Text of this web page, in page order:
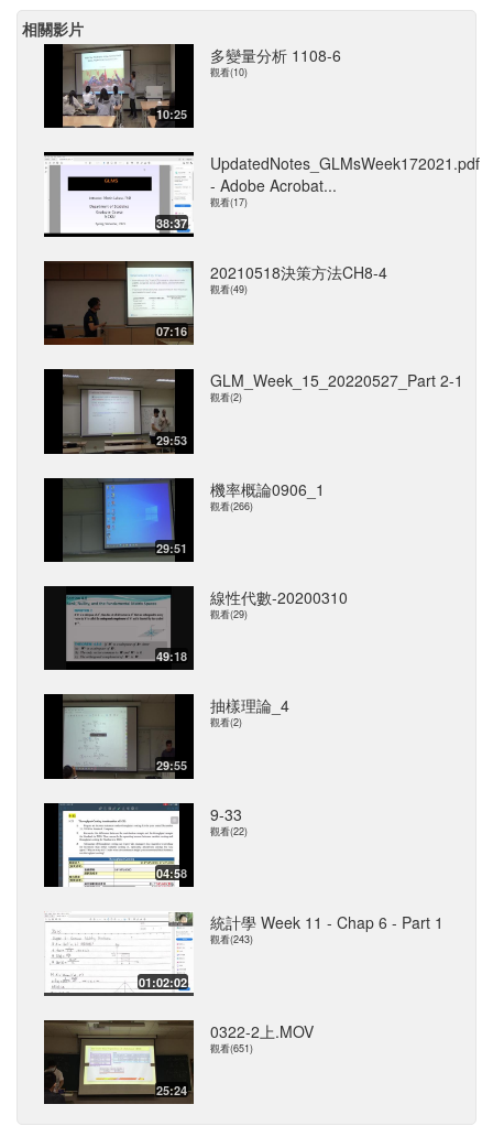
相關影片
10:25
多變量分析 1108-6
觀看(10)
38:37
UpdatedNotes_GLMsWeek172021.pdf
- Adobe Acrobat...
觀看(17)
07:16
20210518決策方法CH8-4
觀看(49)
29:53
GLM_Week_15_20220527_Part 2-1
觀看(2)
29:51
機率概論0906_1
觀看(266)
49:18
線性代數-20200310
觀看(29)
29:55
抽樣理論_4
觀看(2)
04:58
9-33
觀看(22)
01:02:02
統計學 Week 11 - Chap 6 - Part 1
觀看(243)
25:24
0322-2上.MOV
觀看(651)